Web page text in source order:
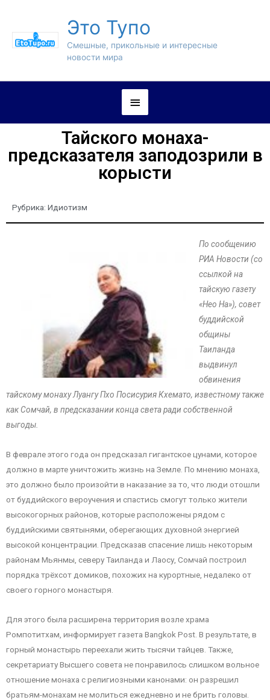
Это Тупо
Смешные, прикольные и интересные
новости мира
Тайского монаха-
предсказателя заподозрили в
корысти
Рубрика: Идиотизм
По сообщению
РИА Новости (со
ссылкой на
тайскую газету
«Нео На»), совет
буддийской
общины
Таиланда
выдвинул
обвинения
тайскому монаху Луангу Пхо Посисурия Кхемато, известному также
как Сомчай, в предсказании конца света ради собственной
выгоды.
В феврале этого года он предсказал гигантское цунами, которое
должно в марте уничтожить жизнь на Земле. По мнению монаха,
это должно было произойти в наказание за то, что люди отошли
от буддийского вероучения и спастись смогут только жители
высокогорных районов, которые расположены рядом с
буддийскими святынями, оберегающих духовной энергией
высокой концентрации. Предсказав спасение лишь некоторым
районам Мьянмы, северу Таиланда и Лаосу, Сомчай построил
порядка трёхсот домиков, похожих на курортные, недалеко от
своего горного монастыря.
Для этого была расширена территория возле храма
Ромпотитхам, информирует газета Bangkok Post. В результате, в
горный монастырь переехали жить тысячи тайцев. Также,
секретариату Высшего совета не понравилось слишком вольное
отношение монаха с религиозными канонами: он разрешил
братьям-монахам не молиться ежедневно и не брить головы.